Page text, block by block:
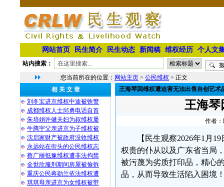
网站首页 民生简介 民生动态 新闻稿 维权经历 个人文
站内搜索：
您当前所在的位置： 网站主页 > 公民维权 > 正文
相 关 文 章
刘冬宝进京维权中途被铁警
成都维权人士邱勇电话自首
朱培娟许健夫妇为叔维权屡
牛腾宇父亲进京为子维权被
沈启家财产被政府没收维权
永远站在街头的公民维权志
蔡广丽抵豫维权遭非法拘禁
全世欣服刑期间房屋被偷拆
重庆公民蒋勋兰依法维权遭
琪琪母亲进京为女维权被带
王海琴因维权遭迫害无法出售自创艺术
王海琴
作者：
【民生观察2026年1月
权贵的仆从以及广东省当局
被污蔑为劣质打印品，精心
品，从而导致生活陷入困境